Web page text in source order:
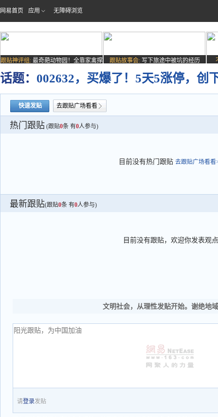
网易首页 应用 无障碍浏览
跟贴神评组: 最奇葩动物园！全靠家禽撑
跟贴故事会: 写下旅途中被坑的经历
话题： 002632，买爆了！5天5涨停，创
快速发贴 去跟贴广场看看
热门跟贴 (跟贴0条 有0人参与)
目前没有热门跟贴 去跟贴广场看看
最新跟贴(跟贴0条 有0人参与)
目前没有跟贴，欢迎你发表观点
文明社会，从理性发贴开始。谢绝地
请登录发贴